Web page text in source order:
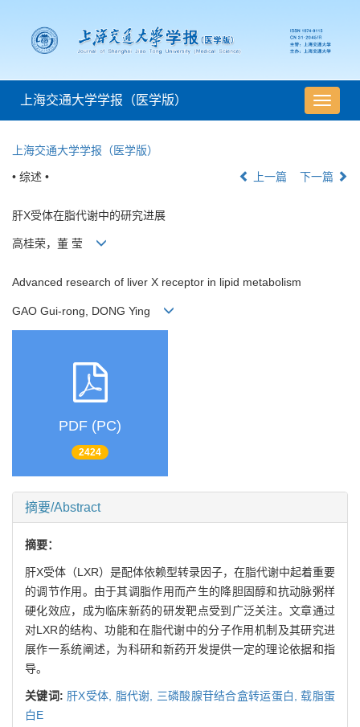
导
航
上海交通大学学报（医学版）
上海交通大学学报（医学版）
• 综述 • 上一篇 下一篇
肝X受体在脂代谢中的研究进展
高桂荣，董 莹
Advanced research of liver X receptor in lipid metabolism
GAO Gui-rong, DONG Ying
PDF (PC)
2424
摘要/Abstract
摘要：
肝X受体（LXR）是配体依赖型转录因子，在脂代谢中起着重要
的调节作用。由于其调脂作用而产生的降胆固醇和抗动脉粥样
硬化效应，成为临床新药的研发靶点受到广泛关注。文章通过
对LXR的结构、功能和在脂代谢中的分子作用机制及其研究进
展作一系统阐述，为科研和新药开发提供一定的理论依据和指
导。
关键词: 肝X受体, 脂代谢, 三磷酸腺苷结合盒转运蛋白,载脂蛋
白E